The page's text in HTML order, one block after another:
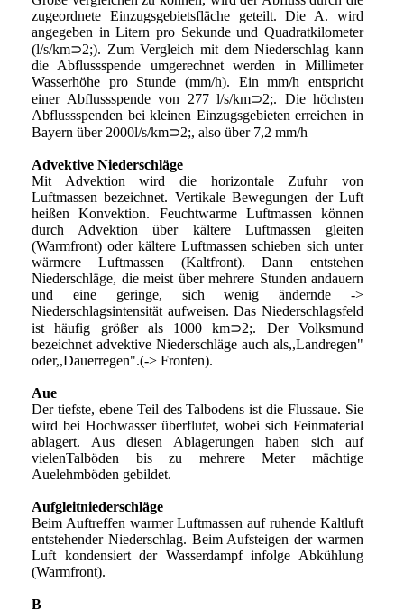
zugeordnete Einzugsgebietsfläche geteilt. Die A. wird
angegeben in Litern pro Sekunde und Quadratkilometer
(l/s/km⊃2;). Zum Vergleich mit dem Niederschlag kann
die Abflussspende umgerechnet werden in Millimeter
Wasserhöhe pro Stunde (mm/h). Ein mm/h entspricht
einer Abflussspende von 277 l/s/km⊃2;. Die höchsten
Abflussspenden bei kleinen Einzugsgebieten erreichen in
Bayern über 2000l/s/km⊃2;, also über 7,2 mm/h
Advektive Niederschläge
Mit Advektion wird die horizontale Zufuhr von
Luftmassen bezeichnet. Vertikale Bewegungen der Luft
heißen Konvektion. Feuchtwarme Luftmassen können
durch Advektion über kältere Luftmassen gleiten
(Warmfront) oder kältere Luftmassen schieben sich unter
wärmere Luftmassen (Kaltfront). Dann entstehen
Niederschläge, die meist über mehrere Stunden andauern
und eine geringe, sich wenig ändernde ->
Niederschlagsintensität aufweisen. Das Niederschlagsfeld
ist häufig größer als 1000 km⊃2;. Der Volksmund
bezeichnet advektive Niederschläge auch als,,Landregen"
oder,,Dauerregen".(-> Fronten).
Aue
Der tiefste, ebene Teil des Talbodens ist die Flussaue. Sie
wird bei Hochwasser überflutet, wobei sich Feinmaterial
ablagert. Aus diesen Ablagerungen haben sich auf
vielenTalböden bis zu mehrere Meter mächtige
Auelehmböden gebildet.
Aufgleitniederschläge
Beim Auftreffen warmer Luftmassen auf ruhende Kaltluft
entstehender Niederschlag. Beim Aufsteigen der warmen
Luft kondensiert der Wasserdampf infolge Abkühlung
(Warmfront).
B